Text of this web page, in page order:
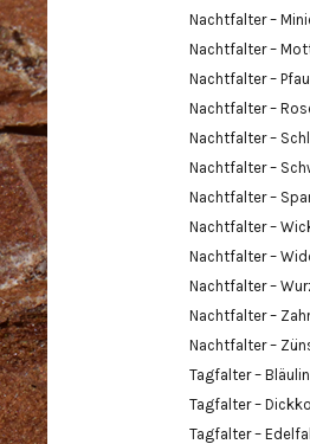
Nachtfalter –
Nachtfalter –
Nachtfalter –
Nachtfalter –
Nachtfalter –
Nachtfalter –
Nachtfalter –
Nachtfalter –
Nachtfalter –
Nachtfalter –
Nachtfalter –
Nachtfalter –
Tagfalter –
Tagfalter –
Tagfalter –